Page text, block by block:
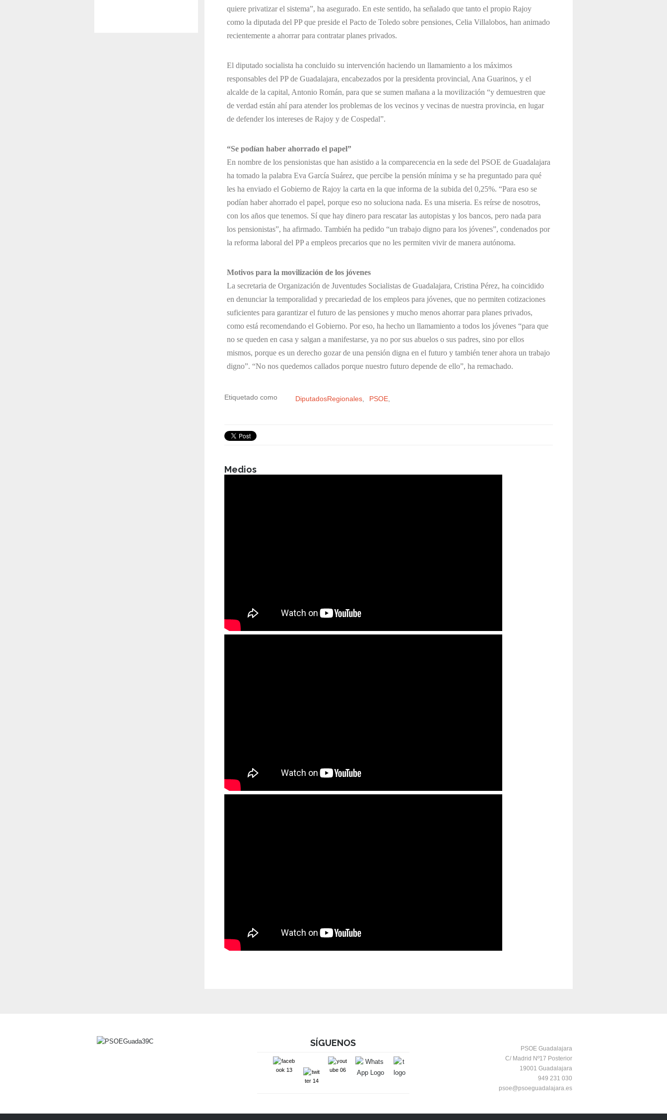
quiere privatizar el sistema”, ha asegurado. En este sentido, ha señalado que tanto el propio Rajoy
como la diputada del PP que preside el Pacto de Toledo sobre pensiones, Celia Villalobos, han animado
recientemente a ahorrar para contratar planes privados.
El diputado socialista ha concluido su intervención haciendo un llamamiento a los máximos
responsables del PP de Guadalajara, encabezados por la presidenta provincial, Ana Guarinos, y el
alcalde de la capital, Antonio Román, para que se sumen mañana a la movilización “y demuestren que
de verdad están ahí para atender los problemas de los vecinos y vecinas de nuestra provincia, en lugar
de defender los intereses de Rajoy y de Cospedal”.
“Se podían haber ahorrado el papel”
En nombre de los pensionistas que han asistido a la comparecencia en la sede del PSOE de Guadalajara
ha tomado la palabra Eva García Suárez, que percibe la pensión mínima y se ha preguntado para qué
les ha enviado el Gobierno de Rajoy la carta en la que informa de la subida del 0,25%. “Para eso se
podían haber ahorrado el papel, porque eso no soluciona nada. Es una miseria. Es reírse de nosotros,
con los años que tenemos. Sí que hay dinero para rescatar las autopistas y los bancos, pero nada para
los pensionistas”, ha afirmado. También ha pedido “un trabajo digno para los jóvenes”, condenados por
la reforma laboral del PP a empleos precarios que no les permiten vivir de manera autónoma.
Motivos para la movilización de los jóvenes
La secretaria de Organización de Juventudes Socialistas de Guadalajara, Cristina Pérez, ha coincidido
en denunciar la temporalidad y precariedad de los empleos para jóvenes, que no permiten cotizaciones
suficientes para garantizar el futuro de las pensiones y mucho menos ahorrar para planes privados,
como está recomendando el Gobierno. Por eso, ha hecho un llamamiento a todos los jóvenes “para que
no se queden en casa y salgan a manifestarse, ya no por sus abuelos o sus padres, sino por ellos
mismos, porque es un derecho gozar de una pensión digna en el futuro y también tener ahora un trabajo
digno”. “No nos quedemos callados porque nuestro futuro depende de ello”, ha remachado.
Etiquetado como DiputadosRegionales PSOE
Medios
SÍGUENOS
PSOE Guadalajara
C/ Madrid Nº17 Posterior
19001 Guadalajara
949 231 030
psoe@psoeguadalajara.es